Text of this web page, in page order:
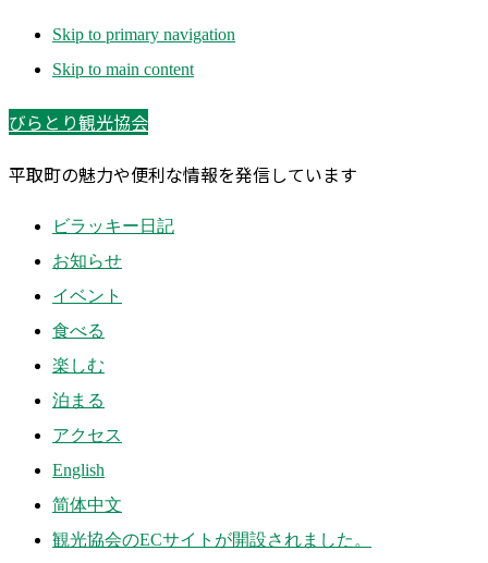
Skip to primary navigation
Skip to main content
びらとり観光協会
平取町の魅力や便利な情報を発信しています
ビラッキー日記
お知らせ
イベント
食べる
楽しむ
泊まる
アクセス
English
简体中文
観光協会のECサイトが開設されました。